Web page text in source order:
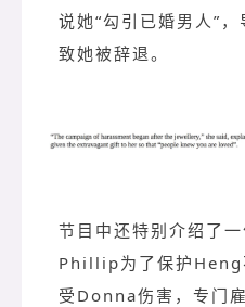
说她“勾引已婚男人”，
致她被辞退。
节目中还特别介绍了一
Phillip为了保护Heng
受Donna伤害，专门